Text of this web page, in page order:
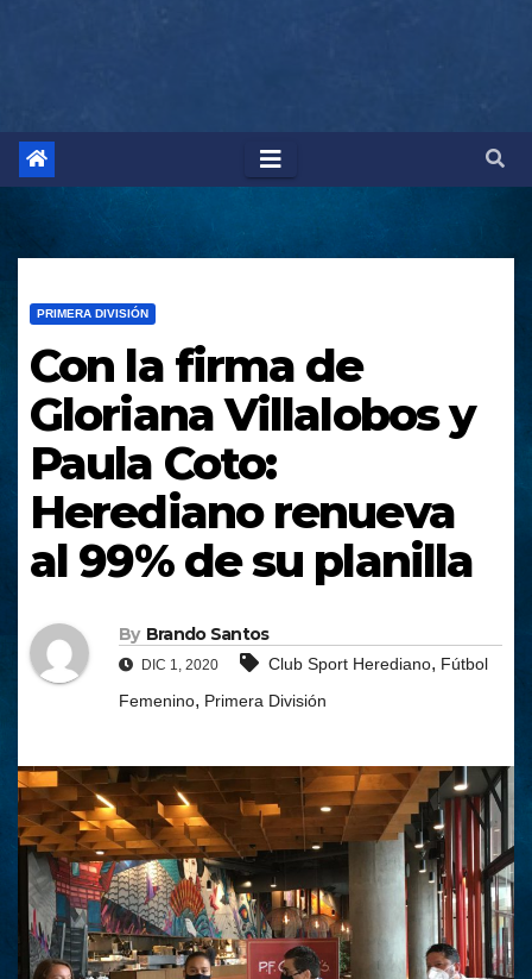
PRIMERA DIVISIÓN
Con la firma de
Gloriana Villalobos y
Paula Coto:
Herediano renueva
al 99% de su planilla
By Brando Santos
DIC 1, 2020 Club Sport Herediano, Fútbol
Femenino, Primera División